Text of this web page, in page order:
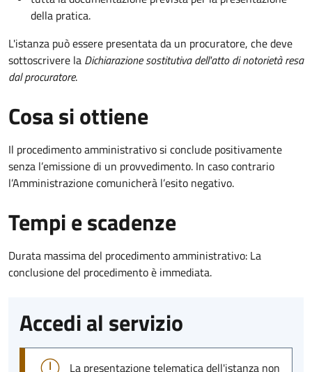
della pratica.
L'istanza può essere presentata da un procuratore, che deve
sottoscrivere la Dichiarazione sostitutiva dell'atto di notorietà resa
dal procuratore.
Cosa si ottiene
Il procedimento amministrativo si conclude positivamente
senza l’emissione di un provvedimento. In caso contrario
l’Amministrazione comunicherà l’esito negativo.
Tempi e scadenze
Durata massima del procedimento amministrativo: La
conclusione del procedimento è immediata.
Accedi al servizio
La presentazione telematica dell'istanza non